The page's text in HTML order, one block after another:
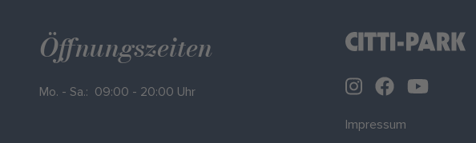
Öffnungszeiten
Mo. - Sa.: 09:00 - 20:00 Uhr
Impressum